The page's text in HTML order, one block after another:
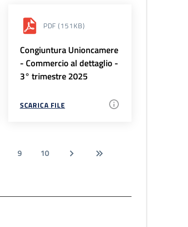
PDF (151KB)
Congiuntura Unioncamere
- Commercio al dettaglio -
3° trimestre 2025
SCARICA FILE
9 10